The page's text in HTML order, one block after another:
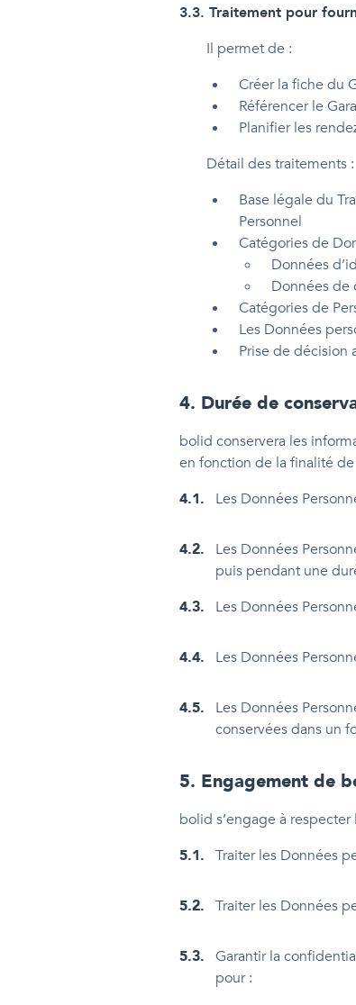
3.3. Traitement pour
Il permet de :
Créer la fiche du
Référencer le
Planifier les
Détail des traitements :
Base légale du
Personnel
Catégories de
Données
Données de
Catégories de
Les Données
Prise de décision
4. Durée de
bolid conservera les
en fonction de la finalité
4.1. Les Données
4.2.
Les Données
puis pendant une
4.3. Les Données
4.4. Les Données
4.5.
Les Données
conservées dans un
5. Engagement de
bolid s’engage à
5.1. Traiter les Données
5.2. Traiter les Données
5.3. Garantir la
pour :